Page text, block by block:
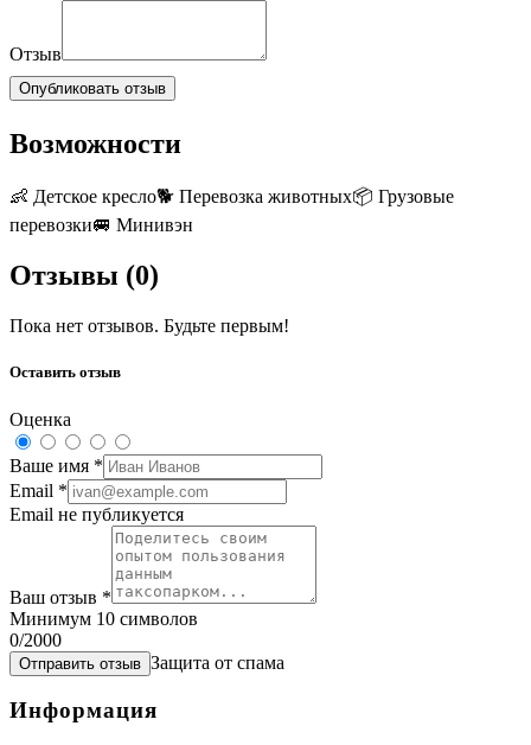
Отзыв
Опубликовать отзыв
Возможности
👶 Детское кресло🐕 Перевозка животных📦 Грузовые
перевозки🚐 Минивэн
Отзывы (0)
Пока нет отзывов. Будьте первым!
Оставить отзыв
Оценка
Ваше имя *
Email *
Email не публикуется
Ваш отзыв *
Минимум 10 символов
0/2000
Отправить отзыв Защита от спама
Информация